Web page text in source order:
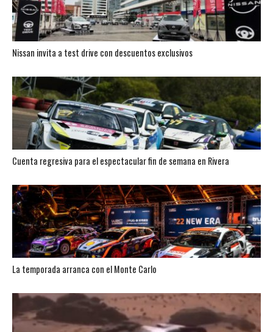
Nissan invita a test drive con descuentos exclusivos
Cuenta regresiva para el espectacular fin de semana en Rivera
La temporada arranca con el Monte Carlo